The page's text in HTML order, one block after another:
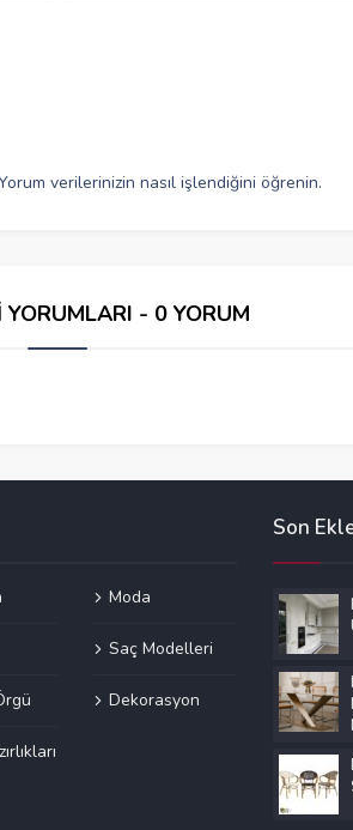
verilerinizin nasıl işlendiğini öğrenin.
YORUMLARI - 0 YORUM
Moda
Saç Modelleri
Dekorasyon
Son